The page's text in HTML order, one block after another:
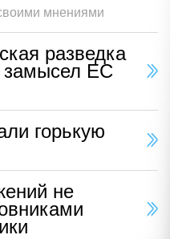
мнениями
разведка
замысел ЕС
горькую
не